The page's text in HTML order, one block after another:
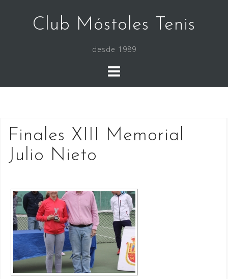
contenidoClub Móstoles Tenis
desde 1989
Finales XIII Memorial
Julio Nieto